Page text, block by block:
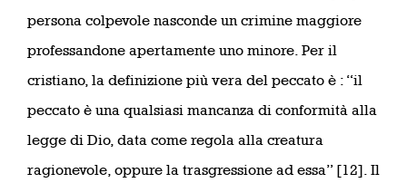
persona colpevole nasconde un crimine maggiore
professandone apertamente uno minore. Per il
cristiano, la definizione più vera del peccato è : “il
peccato è una qualsiasi mancanza di conformità alla
legge di Dio, data come regola alla creatura
ragionevole, oppure la trasgressione ad essa” [12]. Il